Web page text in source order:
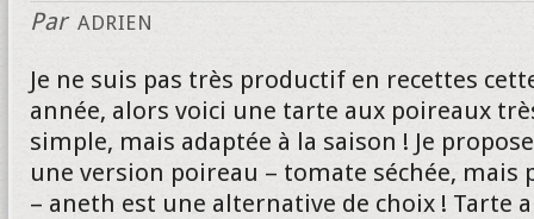
Par ADRIEN
Je ne suis pas très productif en recettes
année, alors voici une tarte aux poireaux
simple, mais adaptée à la saison ! Je
une version poireau – tomate séchée, mais
– aneth est une alternative de choix ! Tarte